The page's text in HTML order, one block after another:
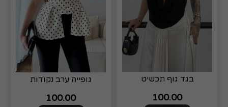
בגד גוף תכשיט
100.00
גופייה ערב נקודות
100.00